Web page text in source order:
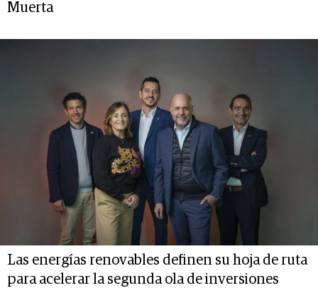
Muerta
Las energías renovables definen su hoja de ruta
para acelerar la segunda ola de inversiones